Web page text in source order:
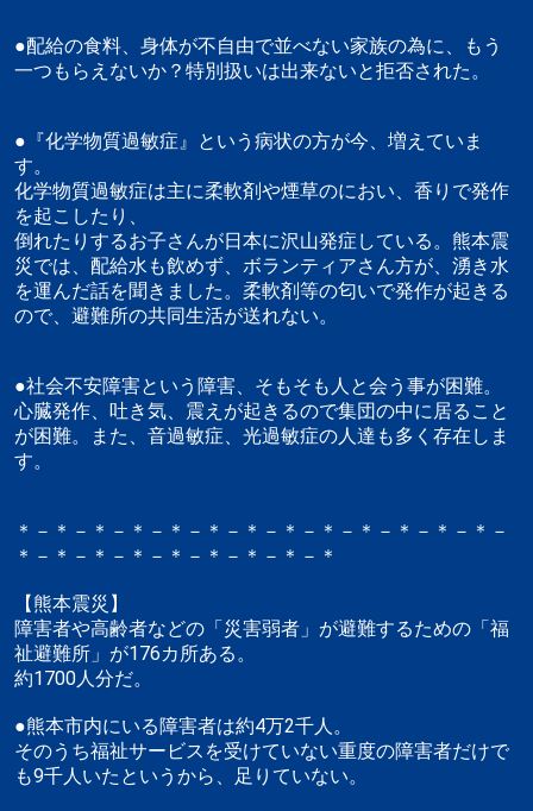
●配給の食料、身体が不自由で並べない家族の為に、もう
一つもらえないか？特別扱いは出来ないと拒否された。
●『化学物質過敏症』という病状の方が今、増えていま
す。
化学物質過敏症は主に柔軟剤や煙草のにおい、香りで発作
を起こしたり、
倒れたりするお子さんが日本に沢山発症している。熊本震
災では、配給水も飲めず、ボランティアさん方が、湧き水
を運んだ話を聞きました。柔軟剤等の匂いで発作が起きる
ので、避難所の共同生活が送れない。
●社会不安障害という障害、そもそも人と会う事が困難。
心臓発作、吐き気、震えが起きるので集団の中に居ること
が困難。また、音過敏症、光過敏症の人達も多く存在しま
す。
＊－＊－＊－＊－＊－＊－＊－＊－＊－＊－＊－＊－＊－
＊－＊－＊－＊－＊－＊－＊－＊－＊
【熊本震災】
障害者や高齢者などの「災害弱者」が避難するための「福
祉避難所」が176カ所ある。
約1700人分だ。
●熊本市内にいる障害者は約4万2千人。
そのうち福祉サービスを受けていない重度の障害者だけで
も9千人いたというから、足りていない。